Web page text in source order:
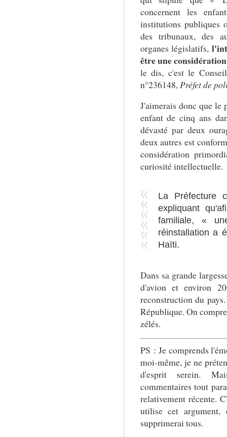
concernent les
institutions publiques
des tribunaux, des
organes législatifs,
être une
le dis, c'est le
n°236148, Préfet de
J'aimerais donc que le
enfant de cinq ans
dévasté par deux
deux autres est
considération
curiosité intellectuelle.
La Préfecture
expliquant
familiale, «
réinstallation a
Haïti.
Dans sa grande
d'avion et environ
reconstruction du
République. On
zélés.
PS : Je comprends
moi-même, je ne
d'esprit serein.
commentaires tout
relativement récente.
utilise cet
supprimerai tous.